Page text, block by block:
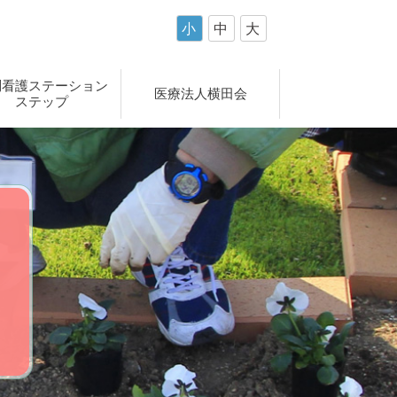
小 中 大
護ステーション
ステップ
医療法人横田会